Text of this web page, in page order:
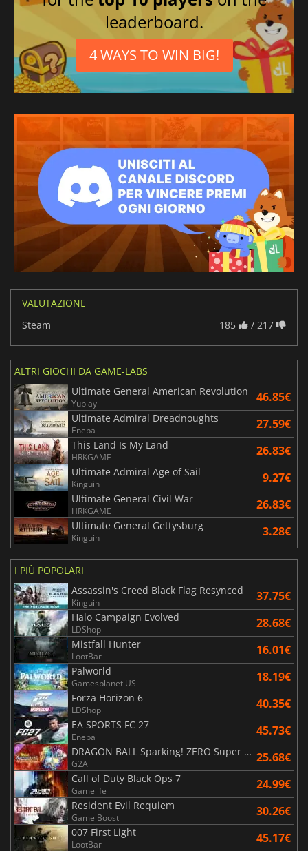
leaderboard.
4 WAYS TO WIN BIG!
VALUTAZIONE
Steam
185 / 217
ALTRI GIOCHI DA GAME-LABS
Ultimate General American Revolution
Yuplay 46.85€
Ultimate Admiral Dreadnoughts
Eneba 27.59€
This Land Is My Land
HRKGAME 26.83€
Ultimate Admiral Age of Sail
Kinguin 9.27€
Ultimate General Civil War
HRKGAME 26.83€
Ultimate General Gettysburg
Kinguin 3.28€
I PIÙ POPOLARI
Assassin's Creed Black Flag Resynced
Kinguin 37.75€
Halo Campaign Evolved
LDShop 28.68€
Mistfall Hunter
LootBar 16.01€
Palworld
Gamesplanet US 18.19€
Forza Horizon 6
LDShop 40.35€
EA SPORTS FC 27
Eneba 45.73€
DRAGON BALL Sparking! ZERO Super Limit Breaking NEO
G2A 25.68€
Call of Duty Black Ops 7
Gamelife 24.99€
Resident Evil Requiem
Game Boost 30.26€
007 First Light
LootBar 45.17€